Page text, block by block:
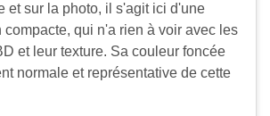
et sur la photo, il s'agit ici d'une
compacte, qui n'a rien à voir avec les
et leur texture. Sa couleur foncée
normale et représentative de cette